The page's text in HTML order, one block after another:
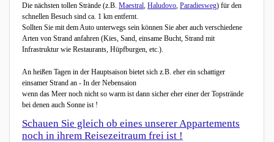
Die nächsten tollen Strände (z.B. Maestral, Haludovo, Paradiesweg) für den
schnellen Besuch sind ca. 1 km entfernt.
Sollten Sie mit dem Auto unterwegs sein können Sie aber auch verschiedene
Arten von Strand anfahren (Kies, Sand, einsame Bucht, Strand mit
Infrastruktur wie Restaurants, Hüpfburgen, etc.).
An heißen Tagen in der Hauptsaison bietet sich z.B. eher ein schattiger
einsamer Strand an - In der Nebensaion
wenn das Meer noch nicht so warm ist dann sicher eher einer der Topstrände
bei denen auch Sonne ist !
Schauen Sie gleich ob eines unserer Appartements
noch in ihrem Reisezeitraum frei ist !